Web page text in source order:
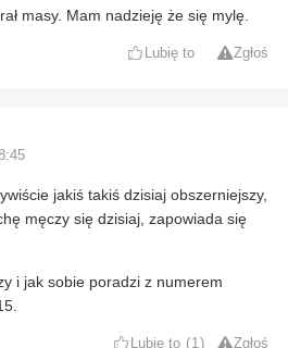
masy. Mam nadzieję że się mylę.
Lubię to Zgłoś
jakiś takiś dzisiaj obszerniejszy,
męczy się dzisiaj, zapowiada się
i jak sobie poradzi z numerem
Lubię to 1 Zgłoś